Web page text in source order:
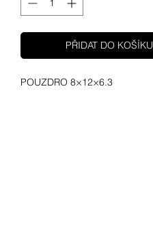
PŘIDAT DO KOŠÍKU
POUZDRO 8×12×6.3